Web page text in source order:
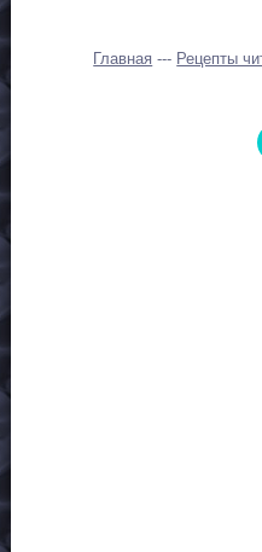
Главная --- Рецепты